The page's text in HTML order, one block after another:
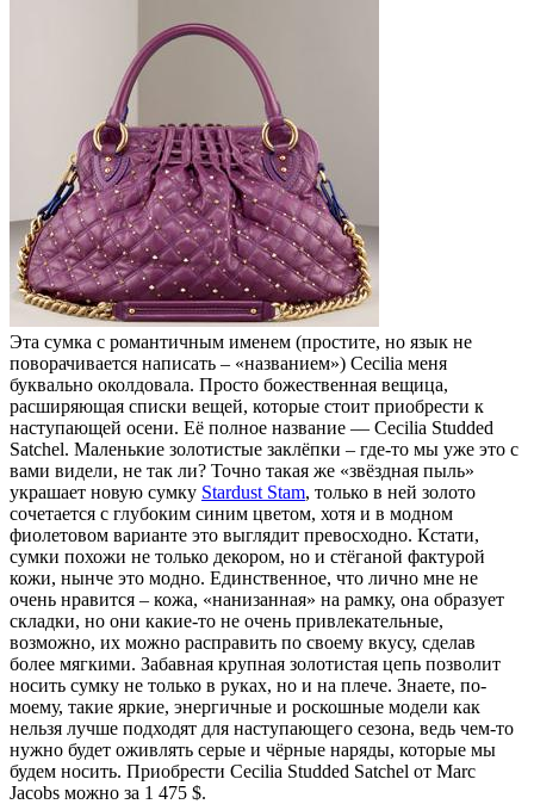
Эта сумка с романтичным именем (простите, но язык не
поворачивается написать – «названием») Cecilia меня
буквально околдовала. Просто божественная вещица,
расширяющая списки вещей, которые стоит приобрести к
наступающей осени. Её полное название — Cecilia Studded
Satchel. Маленькие золотистые заклёпки – где-то мы уже это с
вами видели, не так ли? Точно такая же «звёздная пыль»
украшает новую сумку Stardust Stam, только в ней золото
сочетается с глубоким синим цветом, хотя и в модном
фиолетовом варианте это выглядит превосходно. Кстати,
сумки похожи не только декором, но и стёганой фактурой
кожи, нынче это модно. Единственное, что лично мне не
очень нравится – кожа, «нанизанная» на рамку, она образует
складки, но они какие-то не очень привлекательные,
возможно, их можно расправить по своему вкусу, сделав
более мягкими. Забавная крупная золотистая цепь позволит
носить сумку не только в руках, но и на плече. Знаете, по-
моему, такие яркие, энергичные и роскошные модели как
нельзя лучше подходят для наступающего сезона, ведь чем-то
нужно будет оживлять серые и чёрные наряды, которые мы
будем носить. Приобрести Cecilia Studded Satchel от Marc
Jacobs можно за 1 475 $.